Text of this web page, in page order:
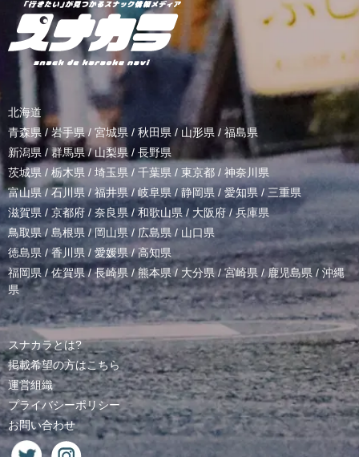
北海道
青森県 / 岩手県/ 宮城県 / 秋田県 / 山形県/ 福島県
新潟県 /群馬県/山梨県 / 長野県
茨城県 / 栃木県 / 埼玉県 / 千葉県 / 東京都 / 神奈川県
富山県 /石川県/福井県/岐阜県 / 静岡県 / 愛知県 / 三重県
滋賀県 / 京都府 / 奈良県 / 和歌山県/ 大阪府 /兵庫県
鳥取県/ 島根県 /岡山県/ 広島県 / 山口県
徳島県 /香川県 / 愛媛県/高知県
福岡県/佐賀県/長崎県 /熊本県/ 大分県/宮崎県 /鹿児島県 / 沖縄
県
スナカラとは?
掲載希望の方はこちら
運営組織
プライバシーポリシー
お問い合わせ